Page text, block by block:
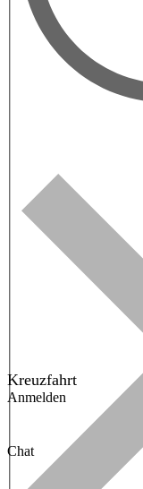
Kreuzfahrt
Anmelden
Chat